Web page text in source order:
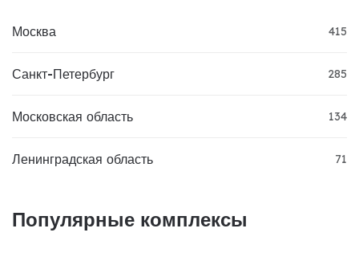
Москва 415
Санкт-Петербург 285
Московская область 134
Ленинградская область 71
Популярные комплексы